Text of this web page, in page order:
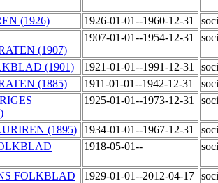
(1926) 1926-01-01--1960-12-31
(1907)
1907-01-01--1954-12-31
(1901) 1921-01-01--1991-12-31
(1885)
1911-01-01--1942-12-31
1925-01-01--1973-12-31
(1895) 1934-01-01--1967-12-31
1918-05-01--
FOLKBLAD
1929-01-01--2012-04-17